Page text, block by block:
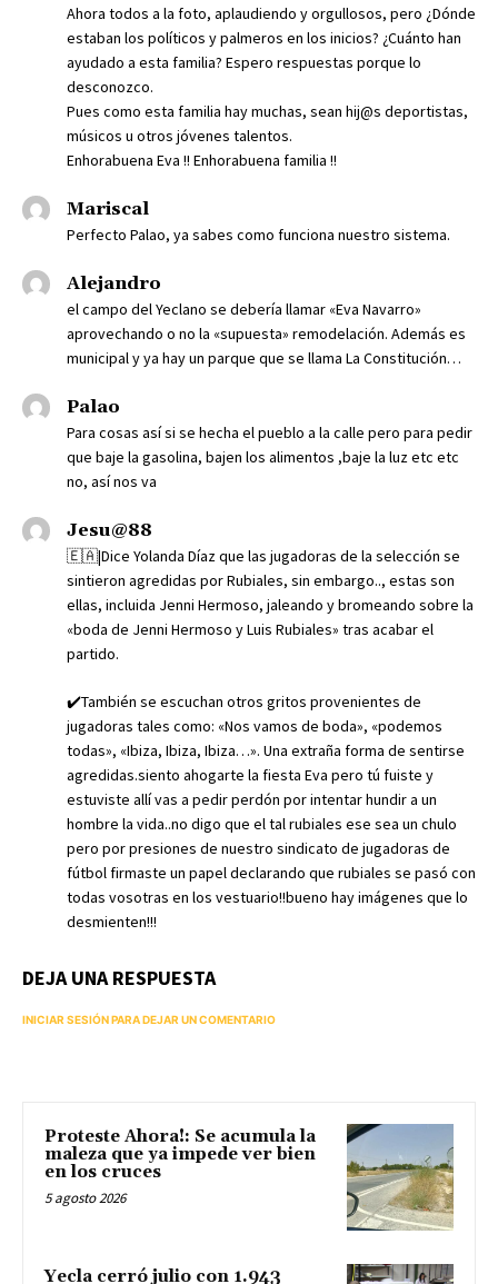
Ahora todos a la foto, aplaudiendo y orgullosos, pero ¿Dónde
estaban los políticos y palmeros en los inicios? ¿Cuánto han
ayudado a esta familia? Espero respuestas porque lo
desconozco.
Pues como esta familia hay muchas, sean hij@s deportistas,
músicos u otros jóvenes talentos.
Enhorabuena Eva !! Enhorabuena familia !!
Mariscal
Perfecto Palao, ya sabes como funciona nuestro sistema.
Alejandro
el campo del Yeclano se debería llamar «Eva Navarro»
aprovechando o no la «supuesta» remodelación. Además es
municipal y ya hay un parque que se llama La Constitución…
Palao
Para cosas así si se hecha el pueblo a la calle pero para pedir
que baje la gasolina, bajen los alimentos ,baje la luz etc etc
no, así nos va
Jesu@88
🇪🇦|Dice Yolanda Díaz que las jugadoras de la selección se
sintieron agredidas por Rubiales, sin embargo.., estas son
ellas, incluida Jenni Hermoso, jaleando y bromeando sobre la
«boda de Jenni Hermoso y Luis Rubiales» tras acabar el
partido.
✔️También se escuchan otros gritos provenientes de
jugadoras tales como: «Nos vamos de boda», «podemos
todas», «Ibiza, Ibiza, Ibiza…». Una extraña forma de sentirse
agredidas.siento ahogarte la fiesta Eva pero tú fuiste y
estuviste allí vas a pedir perdón por intentar hundir a un
hombre la vida..no digo que el tal rubiales ese sea un chulo
pero por presiones de nuestro sindicato de jugadoras de
fútbol firmaste un papel declarando que rubiales se pasó con
todas vosotras en los vestuario!!bueno hay imágenes que lo
desmienten!!!
DEJA UNA RESPUESTA
INICIAR SESIÓN PARA DEJAR UN COMENTARIO
Proteste Ahora!: Se acumula la
maleza que ya impede ver bien
en los cruces
5 agosto 2026
Yecla cerró julio con 1.943